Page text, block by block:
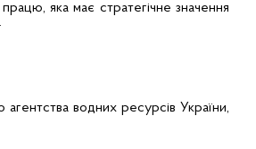
яка має стратегічне значення
агентства водних ресурсів України,